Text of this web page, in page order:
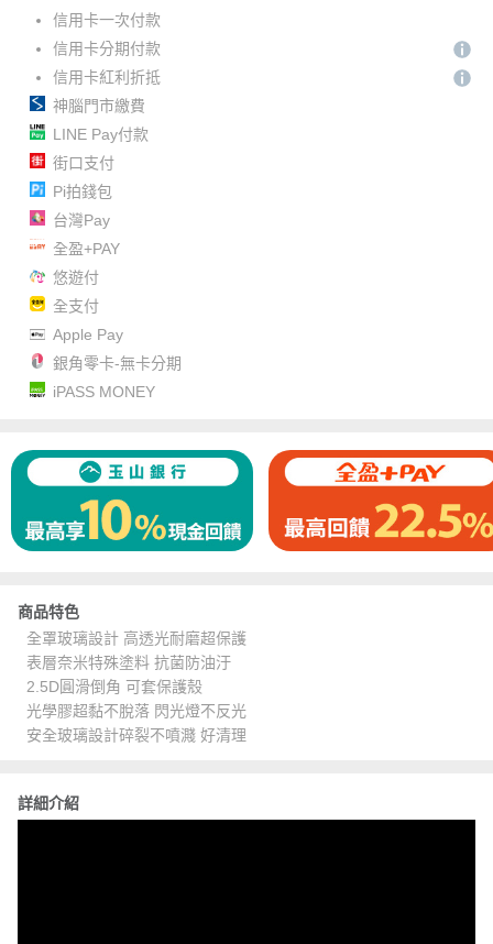
信用卡一次付款
信用卡分期付款
信用卡紅利折抵
神腦門市繳費
LINE Pay付款
街口支付
Pi拍錢包
台灣Pay
全盈+PAY
悠遊付
全支付
Apple Pay
銀角零卡-無卡分期
iPASS MONEY
商品特色
全罩玻璃設計 高透光耐磨超保護
表層奈米特殊塗料 抗菌防油汙
2.5D圓滑倒角 可套保護殼
光學膠超黏不脫落 閃光燈不反光
安全玻璃設計碎裂不噴濺 好清理
詳細介紹